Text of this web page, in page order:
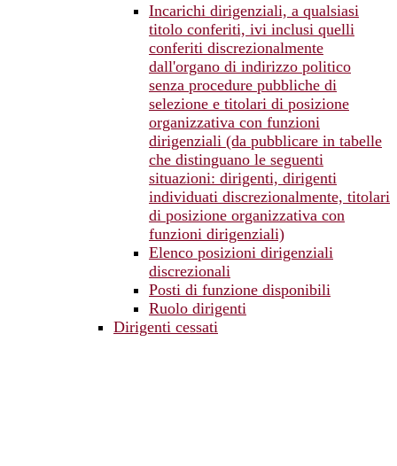
Incarichi dirigenziali, a qualsiasi
titolo conferiti, ivi inclusi quelli
conferiti discrezionalmente
dall'organo di indirizzo politico
senza procedure pubbliche di
selezione e titolari di posizione
organizzativa con funzioni
dirigenziali (da pubblicare in tabelle
che distinguano le seguenti
situazioni: dirigenti, dirigenti
individuati discrezionalmente, titolari
di posizione organizzativa con
funzioni dirigenziali)
Elenco posizioni dirigenziali
discrezionali
Posti di funzione disponibili
Ruolo dirigenti
Dirigenti cessati